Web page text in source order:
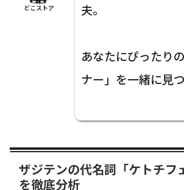
どこストア
夫。
あなたにぴったり
ナー」を一緒に見
ザジテンの代名詞「ケトチフ
を徹底分析